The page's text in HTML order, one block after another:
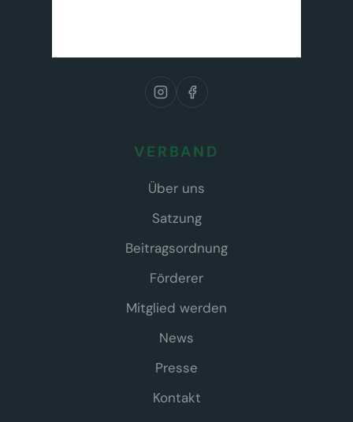
VERBAND
Über uns
Satzung
Beitragsordnung
Förderer
Mitglied werden
News
Presse
Kontakt